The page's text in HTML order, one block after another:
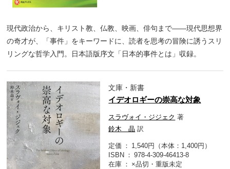
現代政治から、キリスト教、仏教、映画、俳句まで――現代思想界
の奇才が、「事件」をキーワードに、読者を思考の冒険に誘うスリ
リングな哲学入門。日本語版序文「日本的事件とは」収録。
文庫・新書
イデオロギーの崇高な対象
スラヴォイ・ジジェク 著
鈴木 晶 訳
定価
1,540円（本体：1,400円）
ISBN
978-4-309-46413-8
在庫
×品切・重版未定